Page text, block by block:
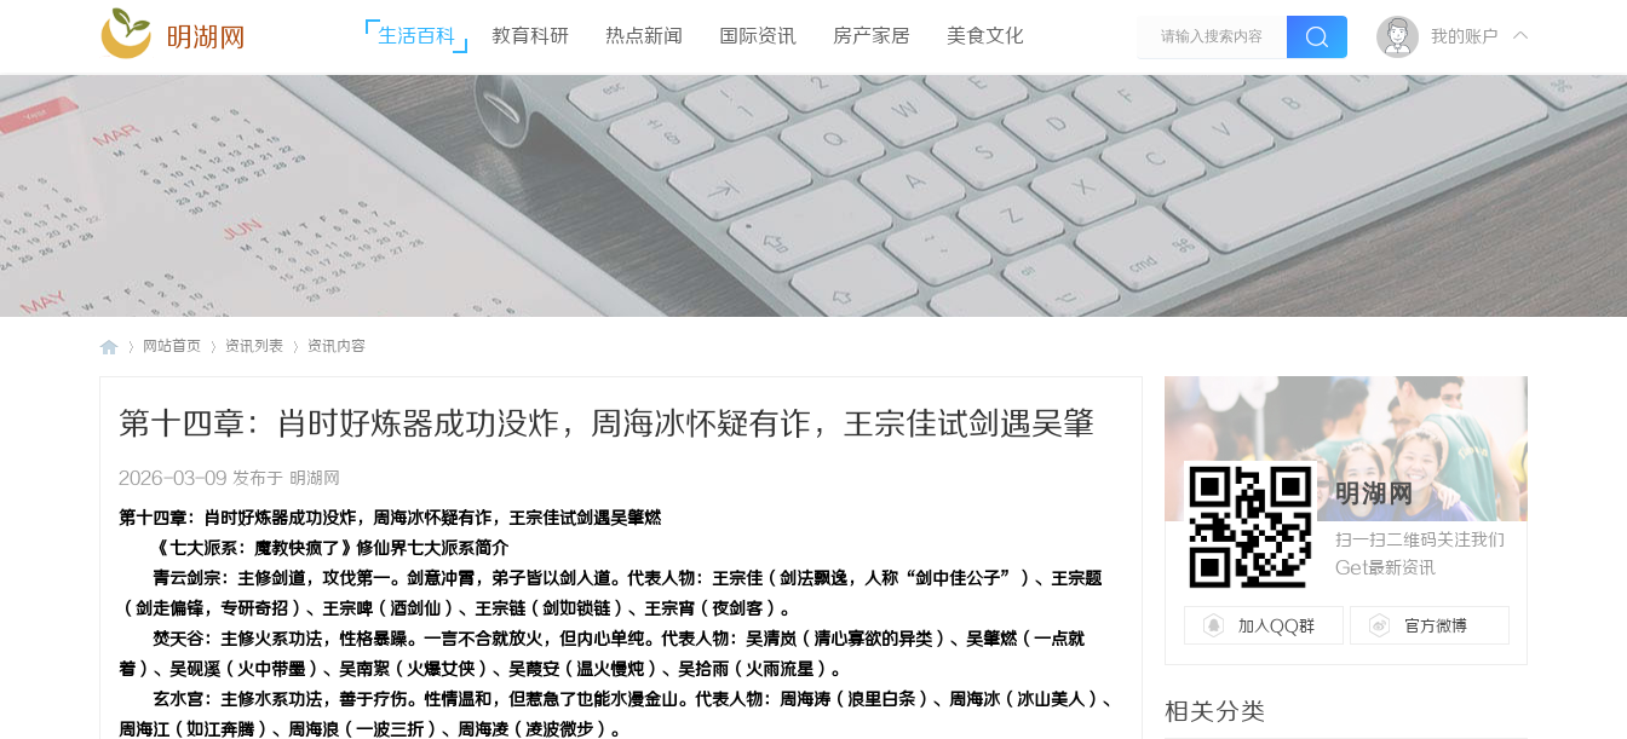
明湖网 生活百科 教育科研 热点新闻 国际资讯 房产家居 美食文化 我的账户
网站首页 资讯列表 资讯内容
第十四章：肖时好炼器成功没炸，周海冰怀疑有诈，王宗佳试剑遇吴肇
燃
2026-03-09 发布于 明湖网
第十四章：肖时好炼器成功没炸，周海冰怀疑有诈，王宗佳试剑遇吴肇燃
《七大派系：魔教快疯了》修仙界七大派系简介
青云剑宗：主修剑道，攻伐第一。剑意冲霄，弟子皆以剑入道。代表人物：王宗佳（剑法飘逸，人称 “剑中佳公子”）、王宗题
（剑走偏锋，专研奇招）、王宗啤（酒剑仙）、王宗链（剑如锁链）、王宗宵（夜剑客）。
焚天谷：主修火系功法，性格暴躁。一言不合就放火，但内心单纯。代表人物：吴清岚（清心寡欲的异类）、吴肇燃（一点就
着）、吴砚溪（火中带墨）、吴南絮（火爆女侠）、吴葭安（温火慢炖）、吴拾雨（火雨流星）。
玄水宫：主修水系功法，善于疗伤。性情温和，但惹急了也能水漫金山。代表人物：周海涛（浪里白条）、周海冰（冰山美人）、
周海江（如江奔腾）、周海浪（一波三折）、周海凌（凌波微步）。
明湖网
扫一扫二维码关注我们
Get最新资讯
加入QQ群 官方微博
相关分类